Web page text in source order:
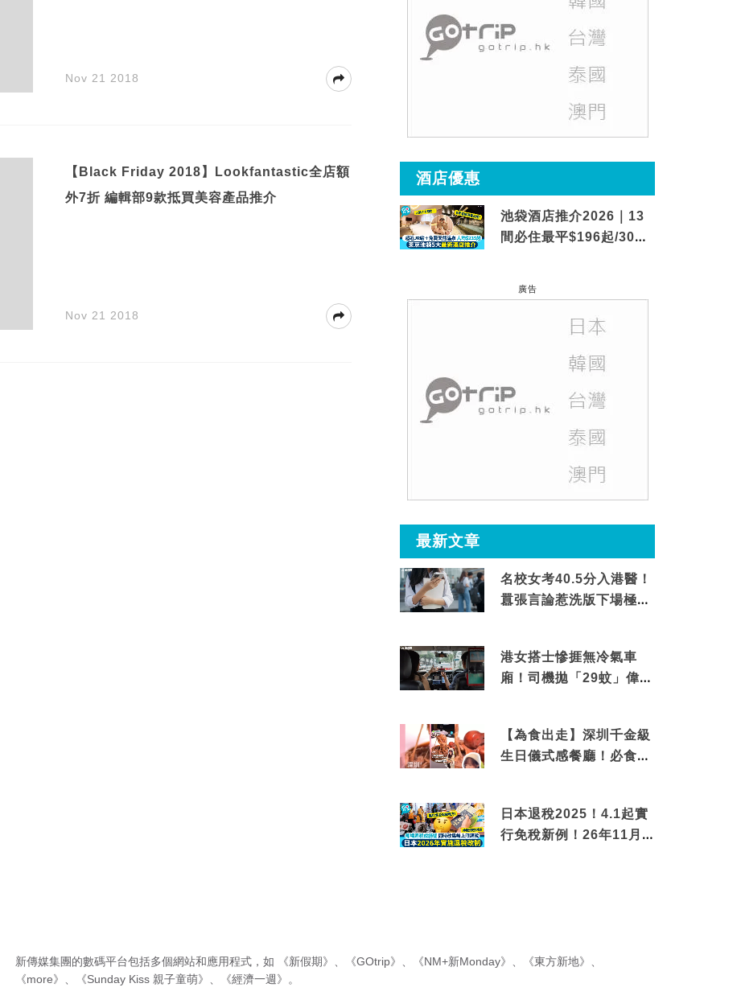
Nov 21 2018
【Black Friday 2018】Lookfantastic全店額
外7折 編輯部9款抵買美容產品推介
Nov 21 2018
酒店優惠
池袋酒店推介2026｜13
間必住最平$196起/30秒
廣告
最新文章
名校女考40.5分入港醫！
囂張言論惹洗版下場極震
港女搭士慘捱無冷氣車
廂！司機拋「29蚊」偉論
【為食出走】深圳千金級
生日儀式感餐廳！必食失
日本退稅2025！4.1起實
行免稅新例！26年11月
新傳媒集團的數碼平台包括多個網站和應用程式，如 《新假期》 《GOtrip》 《NM+新Monday》 《東方新地》
《more》
《Sunday Kiss 親子童萌》 《經濟一週》 。